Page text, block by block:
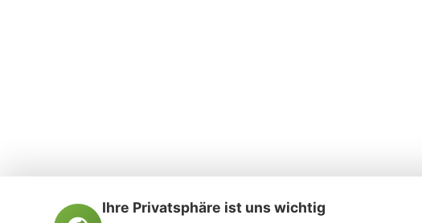
Ihre Privatsphäre ist uns wichtig